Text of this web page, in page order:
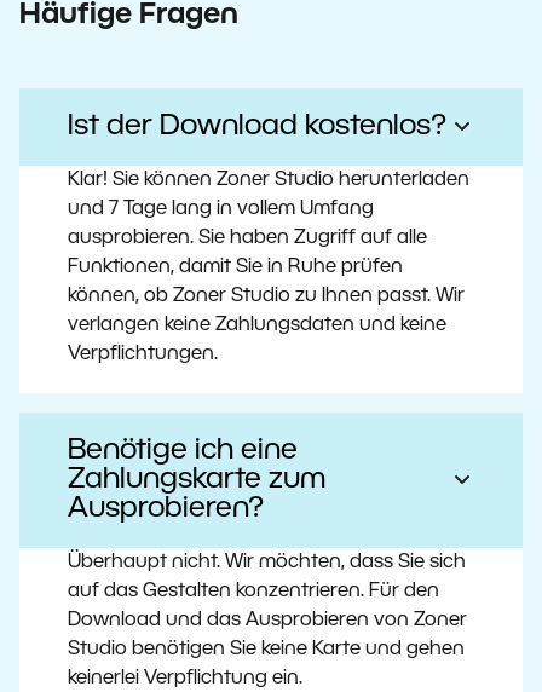
Häufige Fragen
Ist der Download kostenlos?
Klar! Sie können Zoner Studio herunterladen
und 7 Tage lang in vollem Umfang
ausprobieren. Sie haben Zugriff auf alle
Funktionen, damit Sie in Ruhe prüfen
können, ob Zoner Studio zu Ihnen passt. Wir
verlangen keine Zahlungsdaten und keine
Verpflichtungen.
Benötige ich eine
Zahlungskarte zum
Ausprobieren?
Überhaupt nicht. Wir möchten, dass Sie sich
auf das Gestalten konzentrieren. Für den
Download und das Ausprobieren von Zoner
Studio benötigen Sie keine Karte und gehen
keinerlei Verpflichtung ein.